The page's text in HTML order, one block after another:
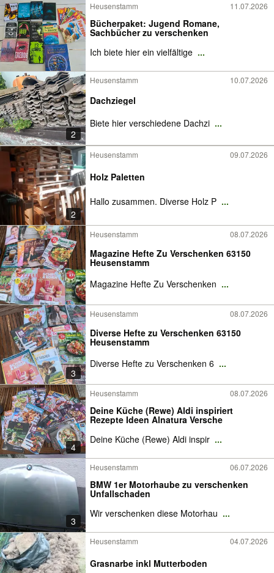
Heusenstamm 11.07.2026
Bücherpaket: Jugend Romane,
Sachbücher zu verschenken
Ich biete hier ein vielfältige ...
2
Heusenstamm 10.07.2026
Dachziegel
Biete hier verschiedene Dachzi ...
2
Heusenstamm 09.07.2026
Holz Paletten
Hallo zusammen. Diverse Holz P ...
Heusenstamm 08.07.2026
Magazine Hefte Zu Verschenken 63150
Heusenstamm
Magazine Hefte Zu Verschenken ...
3
Heusenstamm 08.07.2026
Diverse Hefte zu Verschenken 63150
Heusenstamm
Diverse Hefte zu Verschenken 6 ...
4
Heusenstamm 08.07.2026
Deine Küche (Rewe) Aldi inspiriert
Rezepte Ideen Alnatura Versche
Deine Küche (Rewe) Aldi inspir ...
3
Heusenstamm 06.07.2026
BMW 1er Motorhaube zu verschenken
Unfallschaden
Wir verschenken diese Motorhau ...
Heusenstamm 04.07.2026
Grasnarbe inkl Mutterboden